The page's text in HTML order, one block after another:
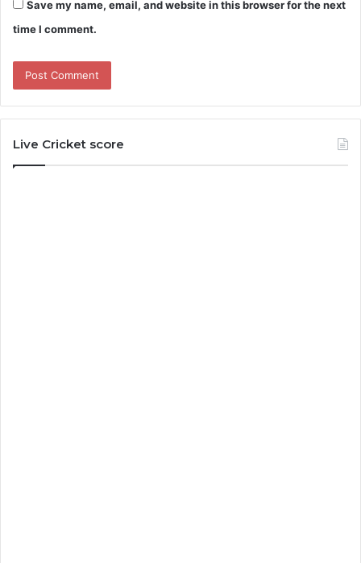
Save my name, email, and website in this browser for the next
time I comment.
Live Cricket score